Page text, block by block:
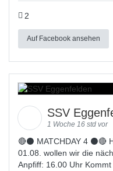
2
Auf Facebook ansehen
SSV
1 Woche 16 std vor
🔴⚫ MATCHDAY 4 ⚫🔴
01.08. wollen wir die
Anpfiff: 16.00 Uhr